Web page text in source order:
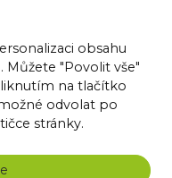
obsahu
Můžete "Povolit vše"
na tlačítko
odvolat po
stránky.